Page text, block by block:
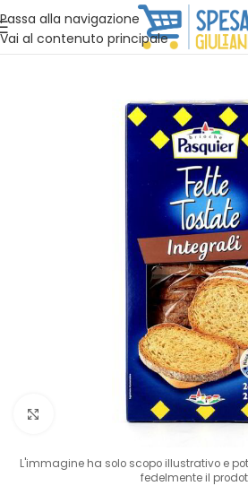
Passa alla navigazione
Vai al contenuto principale
Vuoi assistenza?Clicca qui e ti
Clicca per ingrandire
L'immagine ha solo scopo illustrativo e
fedelmente il